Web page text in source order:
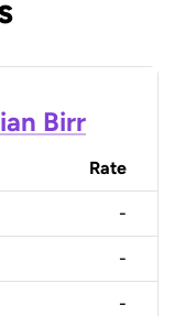
Birr
Rate
-
-
-